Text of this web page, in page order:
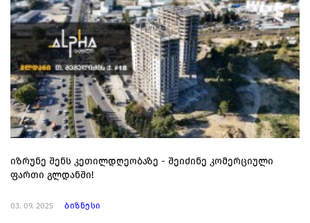
იზრუნე შენს კეთილდღეობაზე - შეიძინე კომერციული
ფართი გლდანში!
03. 09. 2025 ბიზნესი